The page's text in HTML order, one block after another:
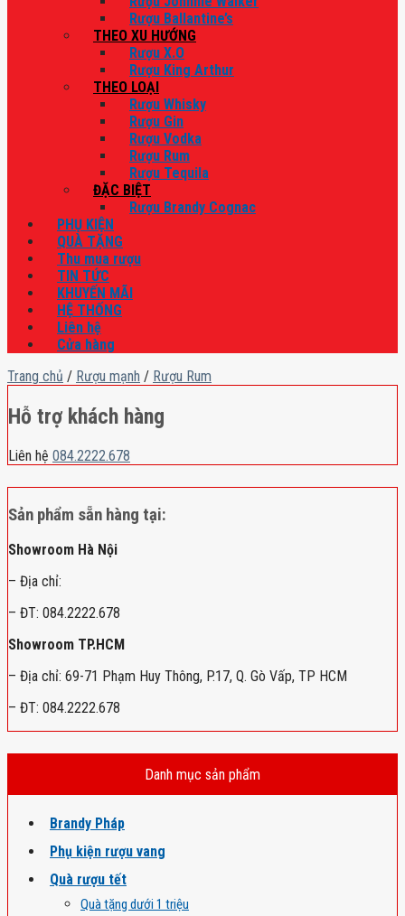
Rượu Ballantine’s
THEO XU HƯỚNG
Rượu X.O
Rượu King Arthur
THEO LOẠI
Rượu Whisky
Rượu Gin
Rượu Vodka
Rượu Rum
Rượu Tequila
ĐẶC BIỆT
Rượu Brandy Cognac
PHỤ KIỆN
QUÀ TẶNG
Thu mua rượu
TIN TỨC
KHUYẾN MÃI
HỆ THỐNG
Liên hệ
Cửa hàng
Trang chủ / Rượu mạnh / Rượu Rum
Hỗ trợ khách hàng
Liên hệ 084.2222.678
Sản phẩm sẵn hàng tại:
Showroom Hà Nội
– Địa chỉ:
– ĐT: 084.2222.678
Showroom TP.HCM
– Địa chỉ: 69-71 Phạm Huy Thông, P.17, Q. Gò Vấp, TP HCM
– ĐT: 084.2222.678
Danh mục sản phẩm
Brandy Pháp
Phụ kiện rượu vang
Quà rượu tết
Quà tặng dưới 1 triệu